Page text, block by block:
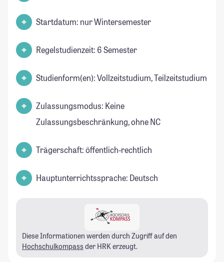
Startdatum: nur Wintersemester
Regelstudienzeit: 6 Semester
Studienform(en): Vollzeitstudium, Teilzeitstudium
Zulassungsmodus: Keine
Zulassungsbeschränkung, ohne NC
Trägerschaft: öffentlich-rechtlich
Hauptunterrichtssprache: Deutsch
Diese Informationen werden durch Zugriff auf den
Hochschulkompass der HRK erzeugt.